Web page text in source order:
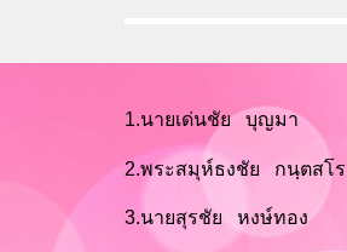
1.นายเด่นชัย บุญมา
2.พระสมุห์ธงชัย กนฺตสโร
3.นายสุรชัย หงษ์ทอง